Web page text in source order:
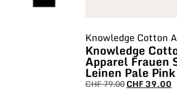
Knowledge Cotton
Knowledge
Apparel Frauen
Leinen Pale Pink
CHF79.00CHF39.00